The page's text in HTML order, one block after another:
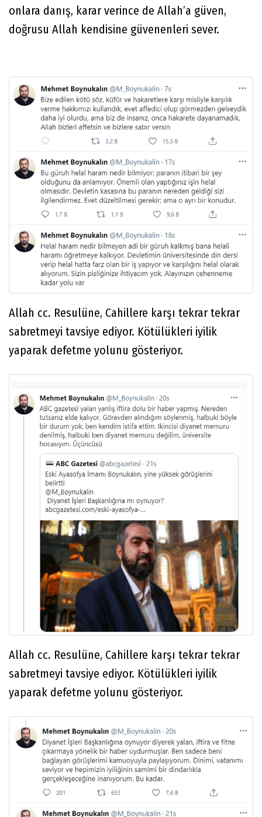
onlara danış, karar verince de Allah’a güven,
doğrusu Allah kendisine güvenenleri sever.
Allah cc. Resulüne, Cahillere karşı tekrar tekrar
sabretmeyi tavsiye ediyor. Kötülükleri iyilik
yaparak defetme yolunu gösteriyor.
Allah cc. Resulüne, Cahillere karşı tekrar tekrar
sabretmeyi tavsiye ediyor. Kötülükleri iyilik
yaparak defetme yolunu gösteriyor.